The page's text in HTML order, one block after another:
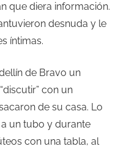
que diera información.
desnuda y le
íntimas.
de Bravo un
con un
de su casa. Lo
un tubo y durante
con una tabla, al